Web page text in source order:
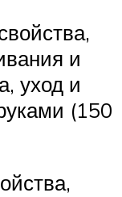
и
уход и
(150